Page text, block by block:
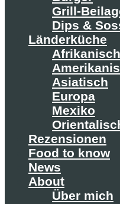
Grill-
Dips &
Länderküche
Afrikanisch
Asiatisch
Europa
Mexiko
Rezensionen
Food to know
News
About
Über mich